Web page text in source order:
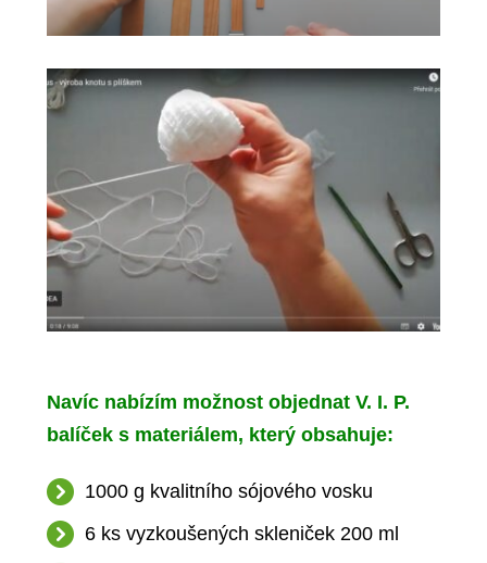
Navíc nabízím možnost objednat V. I. P.
balíček s materiálem, který obsahuje:
1000 g kvalitního sójového vosku
6 ks vyzkoušených skleniček 200 ml